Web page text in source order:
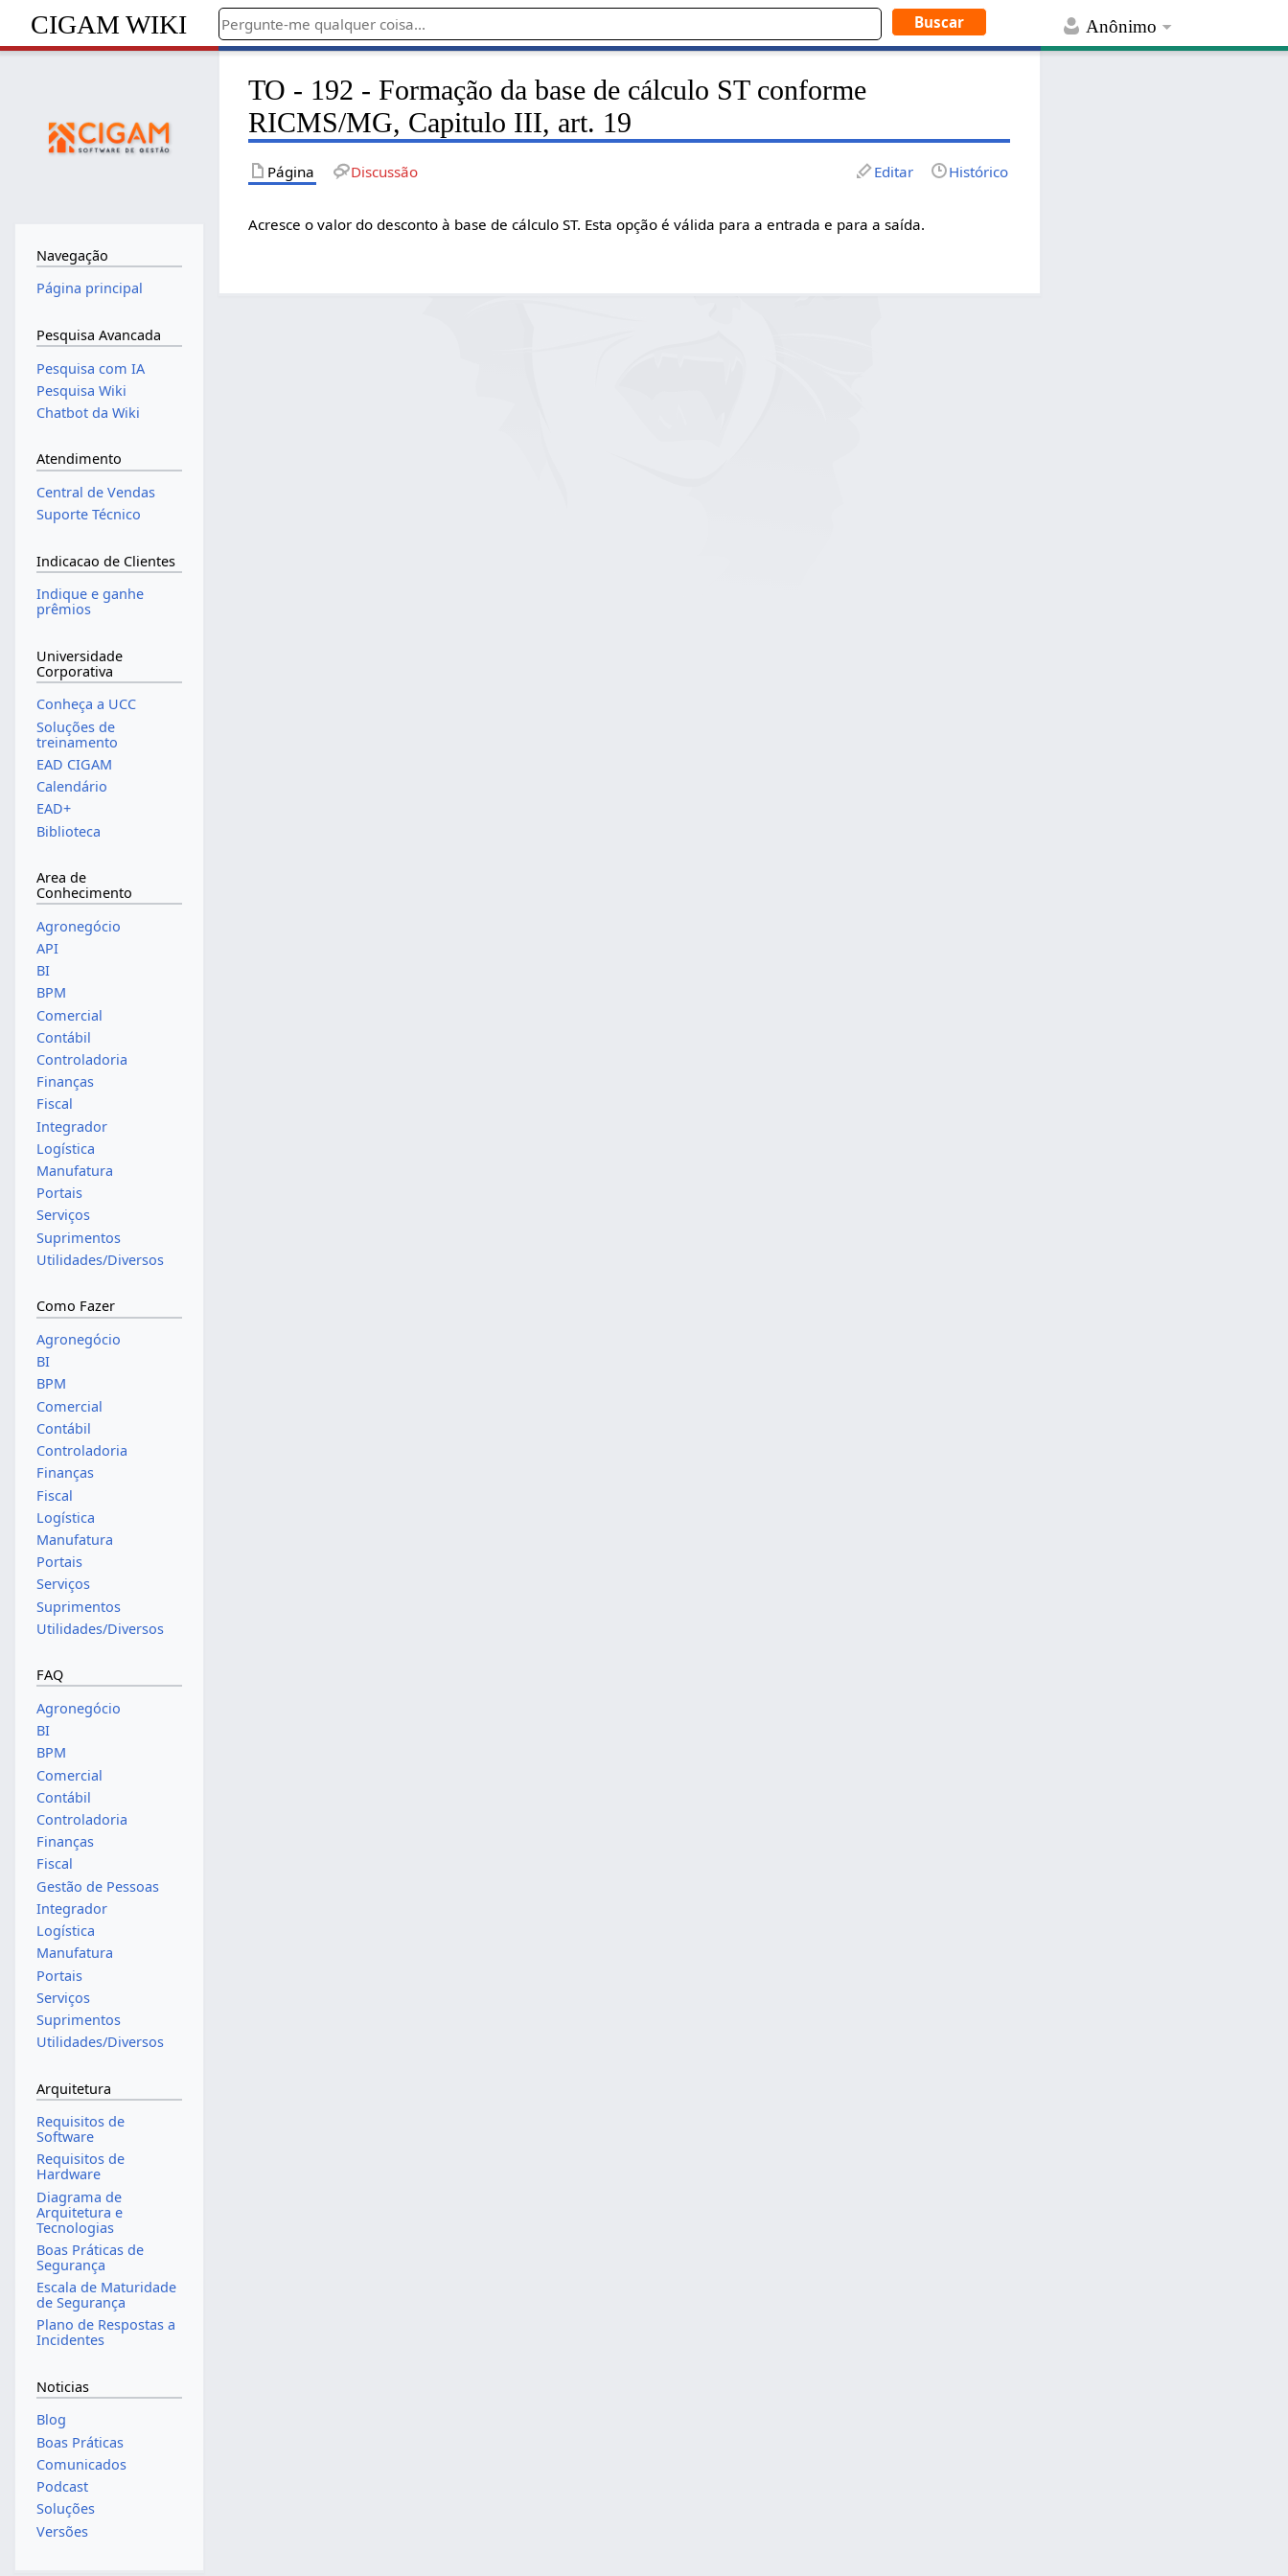
Anônimo
CIGAM WIKI
TO - 192 - Formação da base de cálculo ST conforme
RICMS/MG, Capitulo III, art. 19
Página Discussão Editar Histórico
Acresce o valor do desconto à base de cálculo ST. Esta opção é válida para a entrada e para a saída.
Navegação
Página principal
Pesquisa Avancada
Pesquisa com IA
Pesquisa Wiki
Chatbot da Wiki
Atendimento
Central de Vendas
Suporte Técnico
Indicacao de Clientes
Indique e ganhe
prêmios
Universidade
Corporativa
Conheça a UCC
Soluções de
treinamento
EAD CIGAM
Calendário
EAD+
Biblioteca
Area de
Conhecimento
Agronegócio
API
BI
BPM
Comercial
Contábil
Controladoria
Finanças
Fiscal
Integrador
Logística
Manufatura
Portais
Serviços
Suprimentos
Utilidades/Diversos
Como Fazer
Agronegócio
BI
BPM
Comercial
Contábil
Controladoria
Finanças
Fiscal
Logística
Manufatura
Portais
Serviços
Suprimentos
Utilidades/Diversos
FAQ
Agronegócio
BI
BPM
Comercial
Contábil
Controladoria
Finanças
Fiscal
Gestão de Pessoas
Integrador
Logística
Manufatura
Portais
Serviços
Suprimentos
Utilidades/Diversos
Arquitetura
Requisitos de
Software
Requisitos de
Hardware
Diagrama de
Arquitetura e
Tecnologias
Boas Práticas de
Segurança
Escala de Maturidade
de Segurança
Plano de Respostas a
Incidentes
Noticias
Blog
Boas Práticas
Comunicados
Podcast
Soluções
Versões